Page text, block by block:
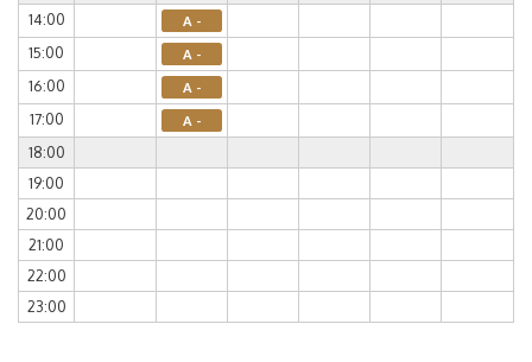
14:00
A -
15:00 A -
16:00 A -
17:00 A -
18:00
19:00
20:00
21:00
22:00
23:00